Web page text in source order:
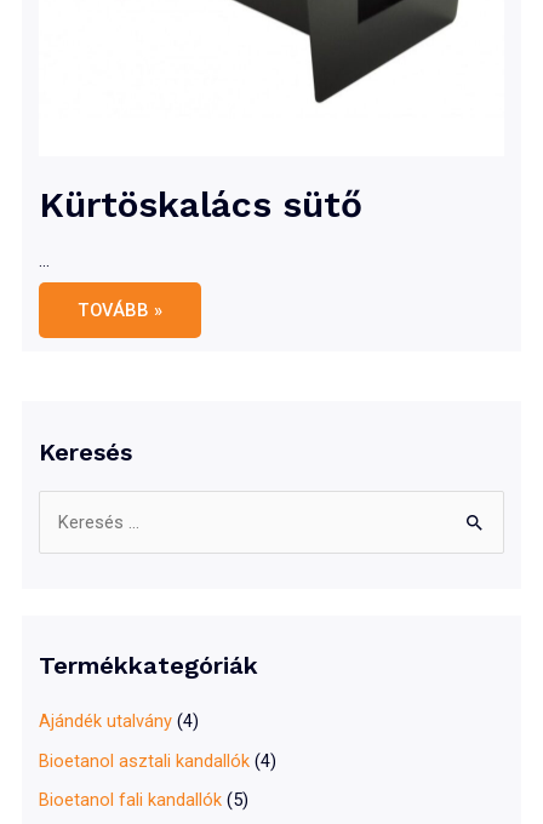
Kürtöskalács sütő
Kürtöskalács
sütő
TOVÁBB »
Keresés
f
o
r
Termékkategóriák
Ajándék utalvány (4)
Bioetanol asztali kandallók (4)
Bioetanol fali kandallók (5)